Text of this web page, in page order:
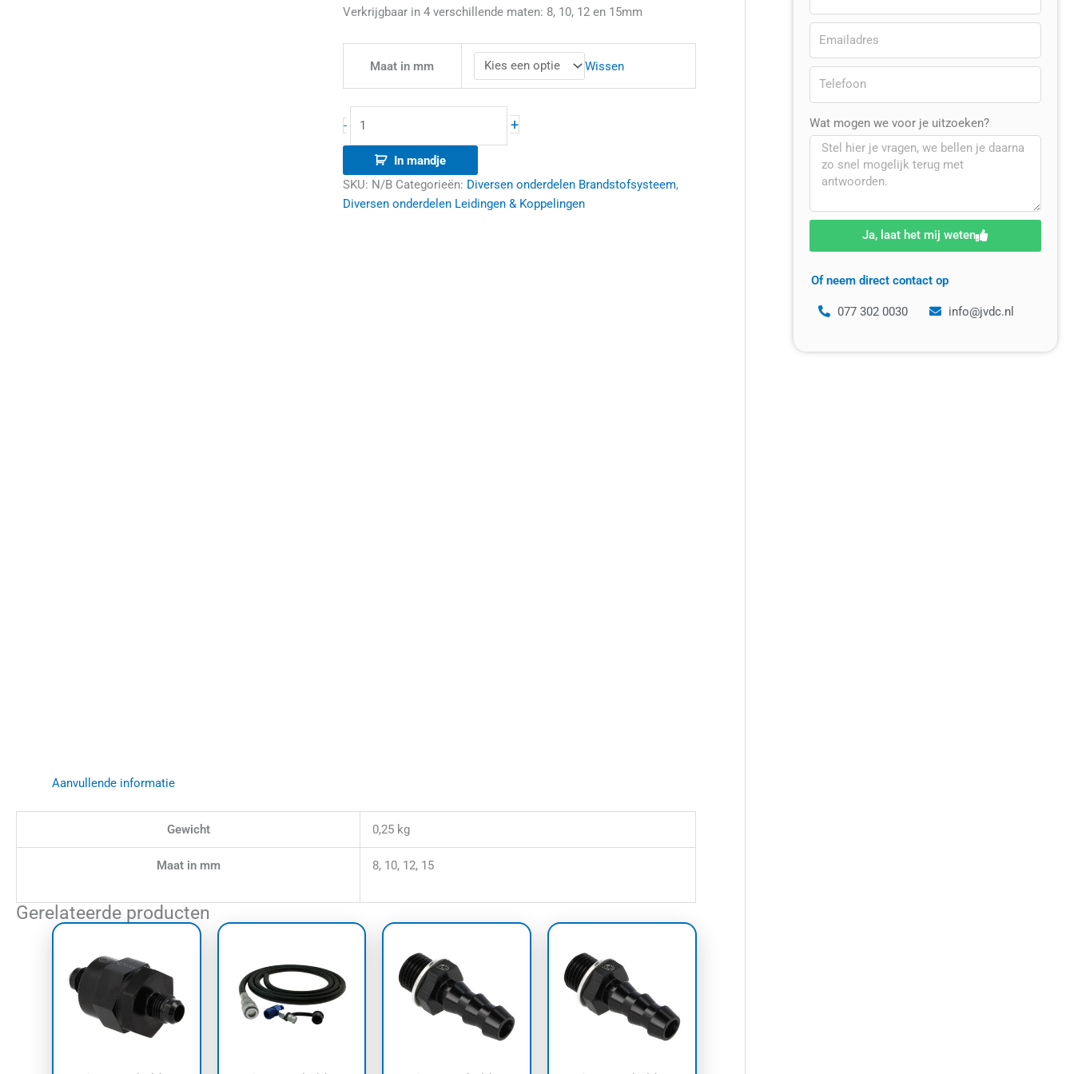
Verkrijgbaar in 4 verschillende maten: 8, 10, 12 en 15mm
Maat in mm Wissen
- +
In mandje
SKU: N/B Categorieën: Diversen onderdelen Brandstofsysteem,
Diversen onderdelen Leidingen & Koppelingen
Aanvullende informatie
Gewicht 0,25 kg
Maat in mm 8, 10, 12, 15
Gerelateerde producten
variaties.
Deze
variaties.
Deze
Wat mogen we voor je uitzoeken?
Ja, laat het mij weten
Of neem direct contact op
077 302 0030 info@jvdc.nl